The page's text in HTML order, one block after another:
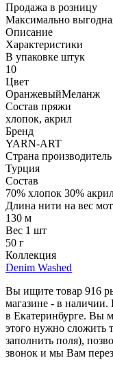
Продажа в розницу
Максимально
Описание
Характеристики
В упаковке штук
10
Цвет
ОранжевыйМеланж
Состав пряжи
хлопок, акрил
Бренд
YARN-ART
Страна производитель
Турция
Состав
70% хлопок 30%
Длина нити на вес
130 м
Вес 1 шт
50 г
Коллекция
Denim Washed
Вы ищите товар 916
магазине - в наличии.
в Екатеринбурге. Вы
этого нужно сложить
заполнить поля),
звонок и мы Вам